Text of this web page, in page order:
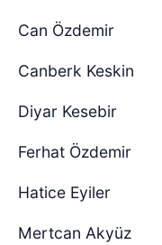
Can Özdemir
Canberk Keskin
Diyar Kesebir
Ferhat Özdemir
Hatice Eyiler
Mertcan Akyüz